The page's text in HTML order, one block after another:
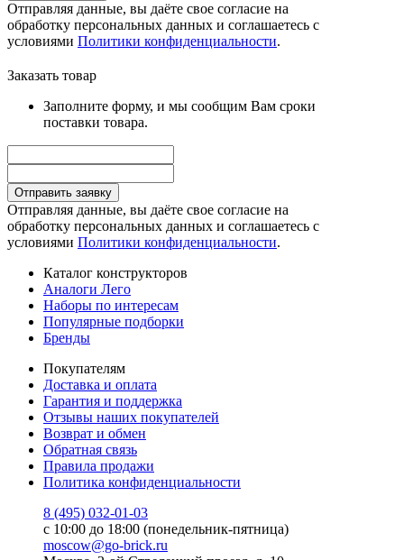
Отправляя данные, вы даёте свое согласие на
обработку персональных данных и соглашаетесь с
условиями Политики конфиденциальности.
Заказать товар
Заполните форму, и мы сообщим Вам сроки
поставки товара.
Отправить заявку
Отправляя данные, вы даёте свое согласие на
обработку персональных данных и соглашаетесь с
условиями Политики конфиденциальности.
Каталог конструкторов
Аналоги Лего
Наборы по интересам
Популярные подборки
Бренды
Покупателям
Доставка и оплата
Гарантия и поддержка
Отзывы наших покупателей
Возврат и обмен
Обратная связь
Правила продажи
Политика конфиденциальности
8 (495) 032-01-03
с 10:00 до 18:00 (понедельник-пятница)
moscow@go-brick.ru